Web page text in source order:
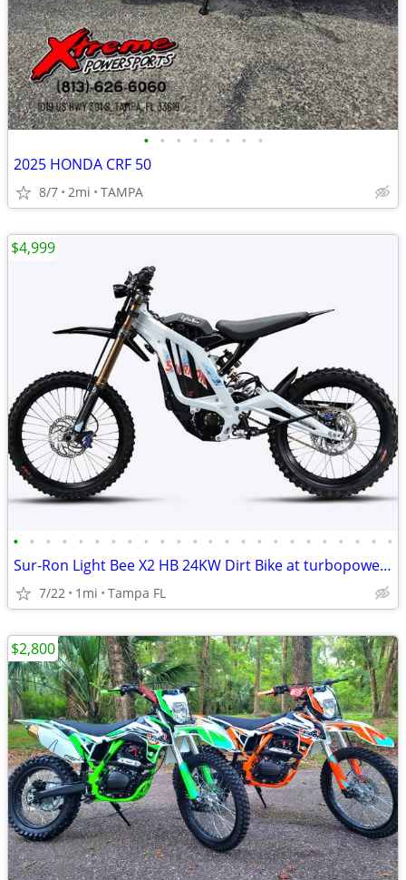
• • • • • • • •
2025 HONDA CRF 50
8/7 2mi TAMPA
• • • • • • • • • • • • • • • • • • • • • • • •
Sur-Ron Light Bee X2 HB 24KW Dirt Bike at turbopowersports.com
7/22 1mi Tampa FL
$4,999
$2,800